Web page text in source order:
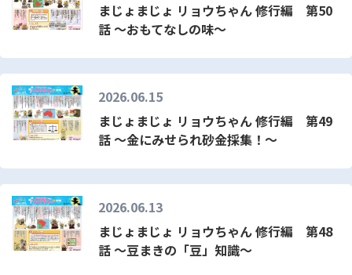
まじょまじょ リョウちゃん 修行編 第50
話 ～おもてなしの味～
2026.06.15
まじょまじょ リョウちゃん 修行編 第49
話 ～金にみせられ砂金採集！～
2026.06.13
まじょまじょ リョウちゃん 修行編 第48
話 ～豆まきの「豆」知識～